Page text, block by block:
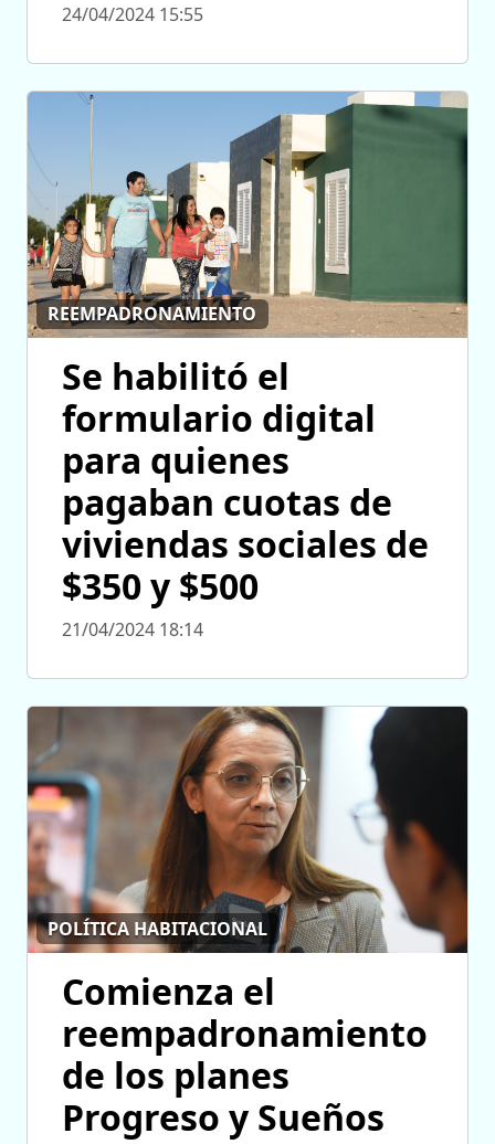
24/04/2024 15:55
REEMPADRONAMIENTO
Se habilitó el
formulario digital
para quienes
pagaban cuotas de
viviendas sociales de
$350 y $500
21/04/2024 18:14
POLÍTICA HABITACIONAL
Comienza el
reempadronamiento
de los planes
Progreso y Sueños